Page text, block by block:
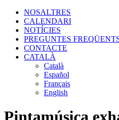
NOSALTRES
CALENDARI
NOTÍCIES
PREGUNTES
CONTACTE
CATALÀ
Català
Español
Français
English